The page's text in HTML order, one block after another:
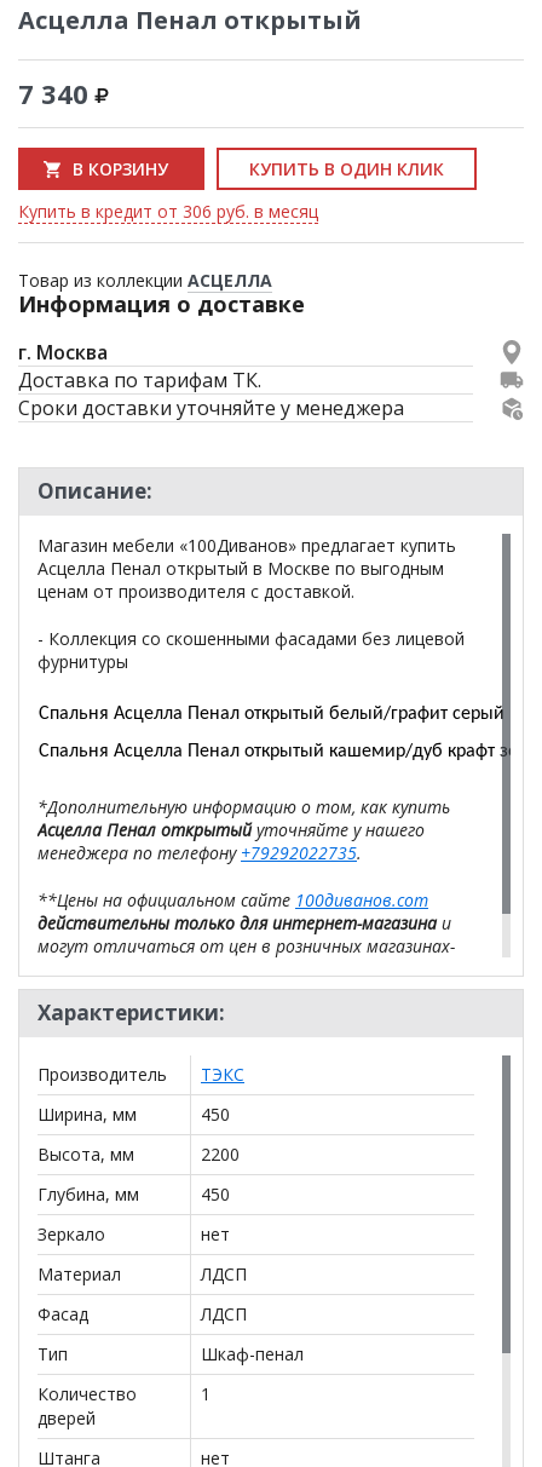
Асцелла Пенал открытый
7 340
В КОРЗИНУ
КУПИТЬ В ОДИН КЛИК
Купить в кредит от 306 руб. в месяц
Товар из коллекции АСЦЕЛЛА
Информация о доставке
г. Москва
Доставка по тарифам ТК.
Сроки доставки уточняйте у менеджера
Описание:
Магазин мебели «100Диванов» предлагает купить
Асцелла Пенал открытый в Москве по выгодным
ценам от производителя с доставкой.
- Коллекция со скошенными фасадами без лицевой
фурнитуры
Спальня Асцелла Пенал открытый белый/графит серый
Спальня Асцелла Пенал открытый кашемир/дуб крафт
*Дополнительную информацию о том, как купить
Асцелла Пенал открытыйуточняйте у нашего
менеджера по телефону +79292022735.
**Цены на официальном сайте 100диванов.com
действительны только для интернет-магазинаи
могут отличаться от цен в розничных магазинах-
Характеристики:
Производитель
ТЭКС
Ширина, мм
450
Высота, мм
2200
Глубина, мм
450
Зеркало
нет
Материал
ЛДСП
Фасад
ЛДСП
Тип
Шкаф-пенал
Количество
дверей
1
Штанга
нет